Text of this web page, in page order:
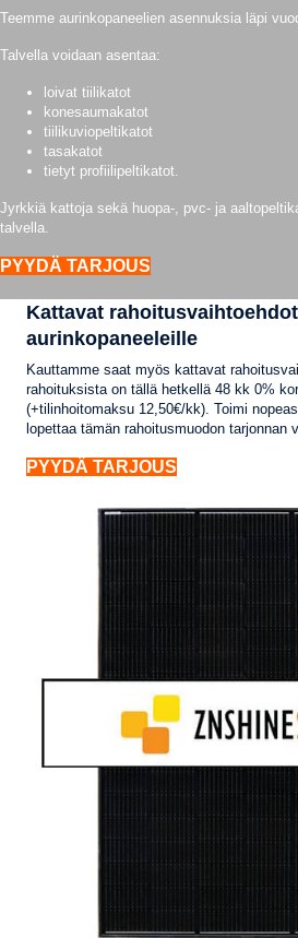
Teemme aurinkopaneelien asennuksia läpi
Talvella voidaan asentaa:
loivat tiilikatot
konesaumakatot
tiilikuviopeltikatot
tasakatot
tietyt profiilipeltikatot.
Jyrkkiä kattoja sekä huopa-, pvc- ja
talvella.
PYYDÄ TARJOUS
Kattavat rahoitusvaihtoehdot
aurinkopaneeleille
Kauttamme saat myös kattavat
rahoituksista on tällä hetkellä 48 kk 0%
(+tilinhoitomaksu 12,50€/kk). Toimi
lopettaa tämän rahoitusmuodon tarjonnan
PYYDÄ TARJOUS